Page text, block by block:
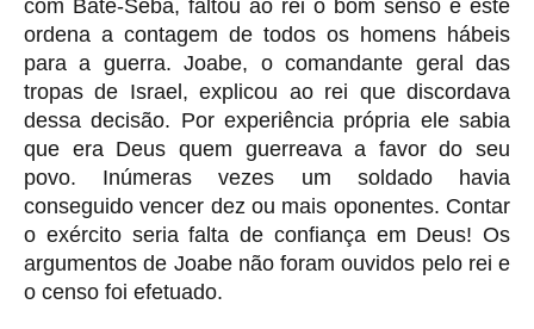
com Bate-Seba, faltou ao rei o bom senso e este
ordena a contagem de todos os homens hábeis
para a guerra. Joabe, o comandante geral das
tropas de Israel, explicou ao rei que discordava
dessa decisão. Por experiência própria ele sabia
que era Deus quem guerreava a favor do seu
povo. Inúmeras vezes um soldado havia
conseguido vencer dez ou mais oponentes. Contar
o exército seria falta de confiança em Deus! Os
argumentos de Joabe não foram ouvidos pelo rei e
o censo foi efetuado.